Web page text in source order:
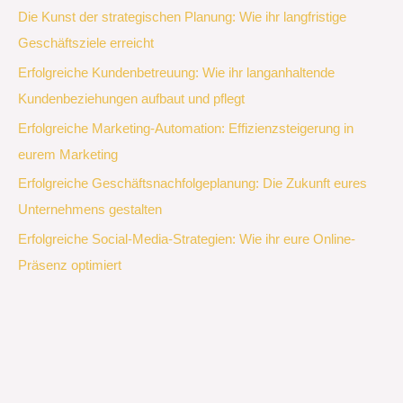
Die Kunst der strategischen Planung: Wie ihr langfristige
Geschäftsziele erreicht
Erfolgreiche Kundenbetreuung: Wie ihr langanhaltende
Kundenbeziehungen aufbaut und pflegt
Erfolgreiche Marketing-Automation: Effizienzsteigerung in
eurem Marketing
Erfolgreiche Geschäftsnachfolgeplanung: Die Zukunft eures
Unternehmens gestalten
Erfolgreiche Social-Media-Strategien: Wie ihr eure Online-
Präsenz optimiert